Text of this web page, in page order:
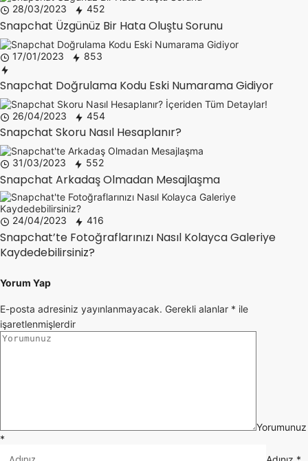
28/03/2023 452
Snapchat Üzgünüz Bir Hata Oluştu Sorunu
17/01/2023 853
Snapchat Doğrulama Kodu Eski Numarama Gidiyor
26/04/2023 454
Snapchat Skoru Nasıl Hesaplanır?
31/03/2023 552
Snapchat Arkadaş Olmadan Mesajlaşma
24/04/2023 416
Snapchat’te Fotoğraflarınızı Nasıl Kolayca Galeriye
Kaydedebilirsiniz?
Yorum Yap
E-posta adresiniz yayınlanmayacak. Gerekli alanlar * ile
işaretlenmişlerdir
Yorumunuz
*